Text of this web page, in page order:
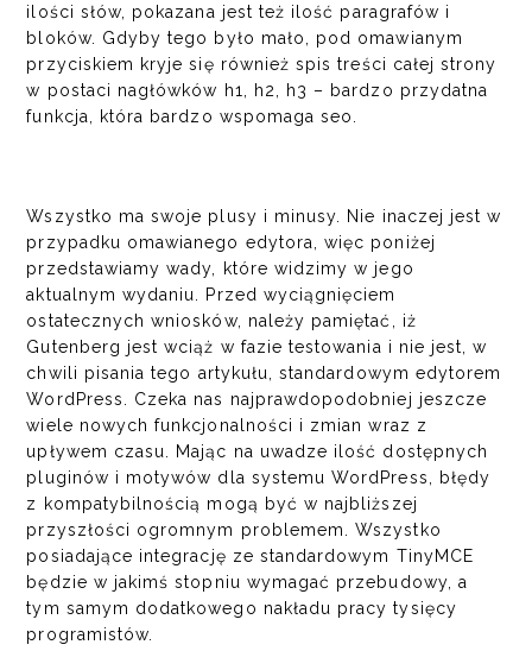
ilości słów, pokazana jest też ilość paragrafów i
bloków. Gdyby tego było mało, pod omawianym
przyciskiem kryje się również spis treści całej strony
w postaci nagłówków h1, h2, h3 – bardzo przydatna
funkcja, która bardzo wspomaga seo.
Wszystko ma swoje plusy i minusy. Nie inaczej jest w
przypadku omawianego edytora, więc poniżej
przedstawiamy wady, które widzimy w jego
aktualnym wydaniu. Przed wyciągnięciem
ostatecznych wniosków, należy pamiętać, iż
Gutenberg jest wciąż w fazie testowania i nie jest, w
chwili pisania tego artykułu, standardowym edytorem
WordPress. Czeka nas najprawdopodobniej jeszcze
wiele nowych funkcjonalności i zmian wraz z
upływem czasu. Mając na uwadze ilość dostępnych
pluginów i motywów dla systemu WordPress, błędy
z kompatybilnością mogą być w najbliższej
przyszłości ogromnym problemem. Wszystko
posiadające integrację ze standardowym TinyMCE
będzie w jakimś stopniu wymagać przebudowy, a
tym samym dodatkowego nakładu pracy tysięcy
programistów.